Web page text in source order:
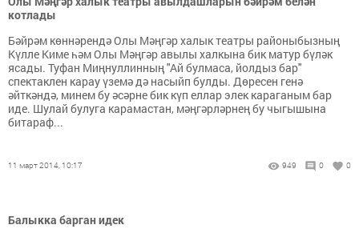
котлады
Бәйрәм көннәрендә Олы Мәңгәр халык театры районыбызның
Күлле Киме һәм Олы Мәңгәр авылы халкына бик матур бүләк
ясады. Туфан Миңнуллинның "Ай булмаса, йолдыз бар"
спектаклен карау үземә дә насыйп булды. Дөресен генә
әйткәндә, минем бу әсәрне бик күп еллар элек караганым бар
иде. Шулай булуга карамастан, мәңгәрләрнең бу чыгышына
битараф...
11 март 2014, 10:17 949 0 0
Балыкка барган идек